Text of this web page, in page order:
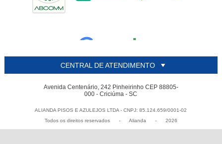
CENTRAL DE ATENDIMENTO
Avenida Centenário, 242 Pinheirinho CEP 88805-
000 - Criciúma - SC
ALIANDA PISOS E AZULEJOS LTDA - CNPJ: 85.124.659/0001-02
Todos os direitos reservados
- Alianda - 2026